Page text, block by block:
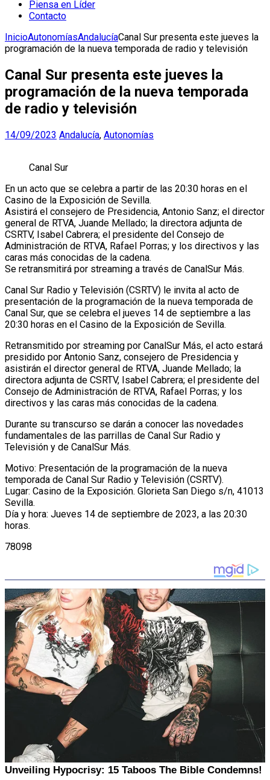
Piensa en Líder
Contacto
InicioAutonomíasAndalucíaCanal Sur presenta este jueves la
programación de la nueva temporada de radio y televisión
Canal Sur presenta este jueves la
programación de la nueva temporada
de radio y televisión
14/09/2023 Andalucía, Autonomías
Canal Sur
En un acto que se celebra a partir de las 20:30 horas en el
Casino de la Exposición de Sevilla.
Asistirá el consejero de Presidencia, Antonio Sanz; el director
general de RTVA, Juande Mellado; la directora adjunta de
CSRTV, Isabel Cabrera; el presidente del Consejo de
Administración de RTVA, Rafael Porras; y los directivos y las
caras más conocidas de la cadena.
Se retransmitirá por streaming a través de CanalSur Más.
Canal Sur Radio y Televisión (CSRTV) le invita al acto de
presentación de la programación de la nueva temporada de
Canal Sur, que se celebra el jueves 14 de septiembre a las
20:30 horas en el Casino de la Exposición de Sevilla.
Retransmitido por streaming por CanalSur Más, el acto estará
presidido por Antonio Sanz, consejero de Presidencia y
asistirán el director general de RTVA, Juande Mellado; la
directora adjunta de CSRTV, Isabel Cabrera; el presidente del
Consejo de Administración de RTVA, Rafael Porras; y los
directivos y las caras más conocidas de la cadena.
Durante su transcurso se darán a conocer las novedades
fundamentales de las parrillas de Canal Sur Radio y
Televisión y de CanalSur Más.
Motivo: Presentación de la programación de la nueva
temporada de Canal Sur Radio y Televisión (CSRTV).
Lugar: Casino de la Exposición. Glorieta San Diego s/n, 41013
Sevilla.
Día y hora: Jueves 14 de septiembre de 2023, a las 20:30
horas.
78098